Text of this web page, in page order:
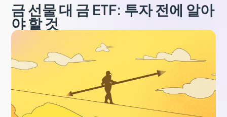
금 선물 대 금 ETF: 투자 전에 알아
야 할 것